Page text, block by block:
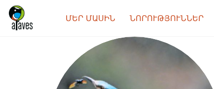
ՄԵՐ ՄԱՍԻՆ ՆՈՐՈՒԹՅՈՒՆՆԵՐ